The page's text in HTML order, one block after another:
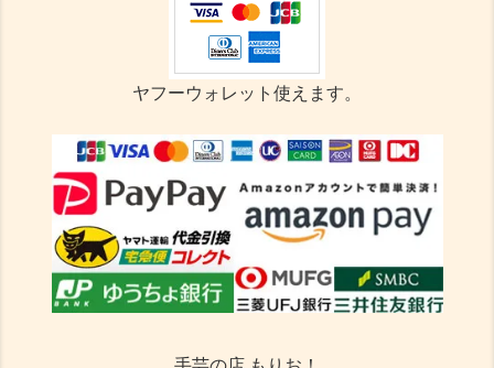
ヤフーウォレット使えます。